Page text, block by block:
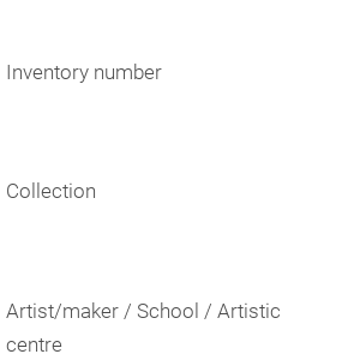
Inventory number
Collection
Artist/maker / School / Artistic
centre